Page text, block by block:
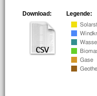
Legende:
Download: